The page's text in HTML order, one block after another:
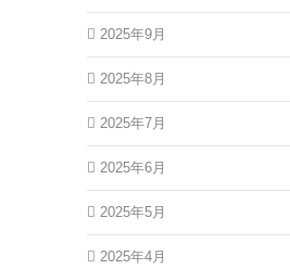
2025年9月
2025年8月
2025年7月
2025年6月
2025年5月
2025年4月